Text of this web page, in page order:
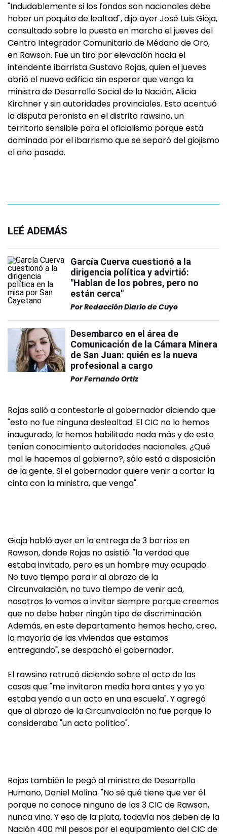
"Indudablemente si los fondos son nacionales debe
haber un poquito de lealtad", dijo ayer José Luis Gioja,
consultado sobre la puesta en marcha el jueves del
Centro Integrador Comunitario de Médano de Oro,
en Rawson. Fue un tiro por elevación hacia el
intendente ibarrista Gustavo Rojas, quien el jueves
abrió el nuevo edificio sin esperar que venga la
ministra de Desarrollo Social de la Nación, Alicia
Kirchner y sin autoridades provinciales. Esto acentuó
la disputa peronista en el distrito rawsino, un
territorio sensible para el oficialismo porque está
dominada por el ibarrismo que se separó del giojismo
el año pasado.
LEÉ ADEMÁS
García Cuerva cuestionó a la
dirigencia política y advirtió:
"Hablan de los pobres, pero no
están cerca"
PorRedacción Diario de Cuyo
Desembarco en el área de
Comunicación de la Cámara Minera
de San Juan: quién es la nueva
profesional a cargo
PorFernando Ortiz
Rojas salió a contestarle al gobernador diciendo que
"esto no fue ninguna deslealtad. El CIC no lo hemos
inaugurado, lo hemos habilitado nada más y de esto
tenían conocimiento autoridades nacionales. ¿Qué
mal le hacemos al gobierno?, sólo está a disposición
de la gente. Si el gobernador quiere venir a cortar la
cinta con la ministra, que venga".
Gioja habló ayer en la entrega de 3 barrios en
Rawson, donde Rojas no asistió. "la verdad que
estaba invitado, pero es un hombre muy ocupado.
No tuvo tiempo para ir al abrazo de la
Circunvalación, no tuvo tiempo de venir acá,
nosotros lo vamos a invitar siempre porque creemos
que no debe haber ningún tipo de discriminación.
Además, en este departamento hemos hecho, creo,
la mayoría de las viviendas que estamos
entregando", se despachó el gobernador.
El rawsino retrucó diciendo sobre el acto de las
casas que "me invitaron media hora antes y yo ya
estaba yendo a un acto en una escuela". Y agregó
que al abrazo de la Circunvalación no fue porque lo
consideraba "un acto político".
Rojas también le pegó al ministro de Desarrollo
Humano, Daniel Molina. "No sé qué tiene que ver él
porque no conoce ninguno de los 3CIC de Rawson,
nunca vino. Y eso de la plata, todavía nos deben de la
Nación 400 mil pesos por el equipamiento del CIC de